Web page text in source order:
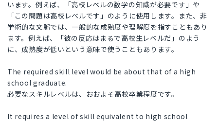
います。例えば、「高校レベルの数学の知識が必要です」や
「この問題は高校レベルです」のように使用します。また、非
学術的な文脈では、一般的な成熟度や理解度を指すこともあり
ます。例えば、「彼の反応はまるで高校生レベルだ」のよう
に、成熟度が低いという意味で使うこともあります。
The required skill level would be about that of a high
school graduate.
必要なスキルレベルは、おおよそ高校卒業程度です。
It requires a level of skill equivalent to high school